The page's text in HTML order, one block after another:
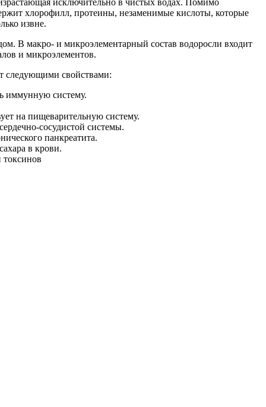
исключительно в чистых водах. Помимо
хлорофилл, протеины, незаменимые кислоты, которые
извне.
В макро- и микроэлементарный состав водоросли входит
и микроэлементов.
следующими свойствами:
иммунную систему.
на пищеварительную систему.
сосудистой системы.
панкреатита.
в крови.